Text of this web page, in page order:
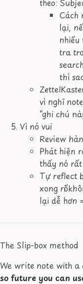
theo:
Cách
lại,
tra
thì
vì nghĩ
“ghi chú
Vì nó vui
Review
Phát hiện
thấy nó
Tự reflect
xong rồi
lại dễ hơn
The Slip-box method
We write note with a
so future you can